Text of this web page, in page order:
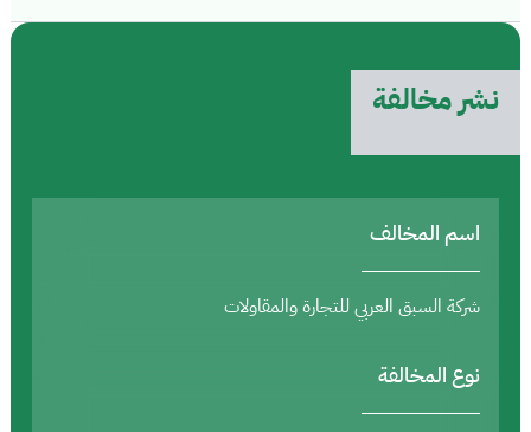
نشر مخالفة
اسم المخالف
شركة السبق العربي للتجارة والمقاولات
نوع المخالفة